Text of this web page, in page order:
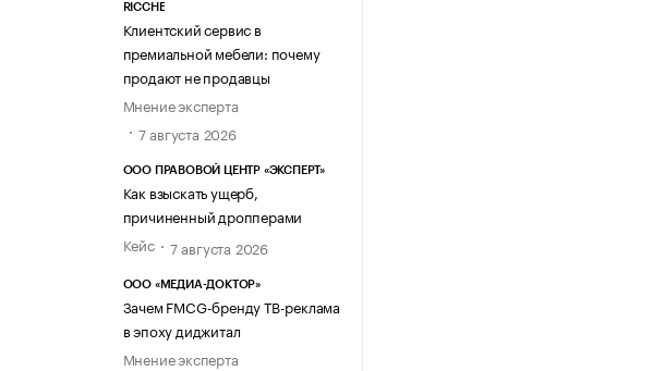
RICCHE
Клиентский сервис в
премиальной мебели: почему
продают не продавцы
Мнение эксперта
7 августа 2026
ООО ПРАВОВОЙ ЦЕНТР «ЭКСПЕРТ»
Как взыскать ущерб,
причиненный дропперами
Кейс
7 августа 2026
ООО «МЕДИА-ДОКТОР»
Зачем FMCG-бренду ТВ-реклама
в эпоху диджитал
Мнение эксперта